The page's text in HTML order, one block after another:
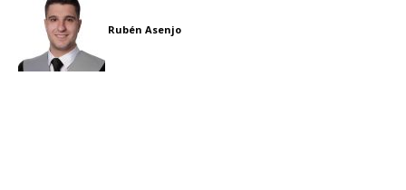
Rubén Asenjo